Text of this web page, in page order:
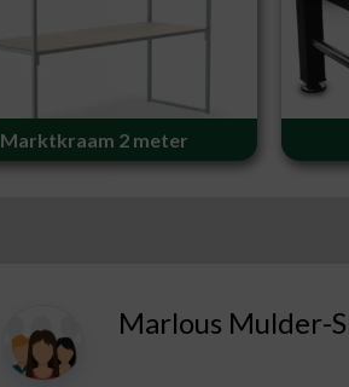
Marktkraam 2 meter